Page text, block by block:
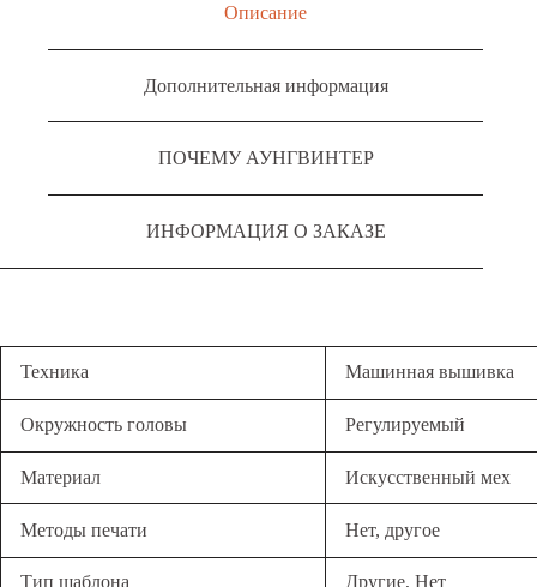
Описание
Дополнительная информация
ПОЧЕМУ АУНГВИНТЕР
ИНФОРМАЦИЯ О ЗАКАЗЕ
Техника Машинная вышивка
Окружность головы Регулируемый
Материал Искусственный мех
Методы печати Нет, другое
Тип шаблона Другие, Нет